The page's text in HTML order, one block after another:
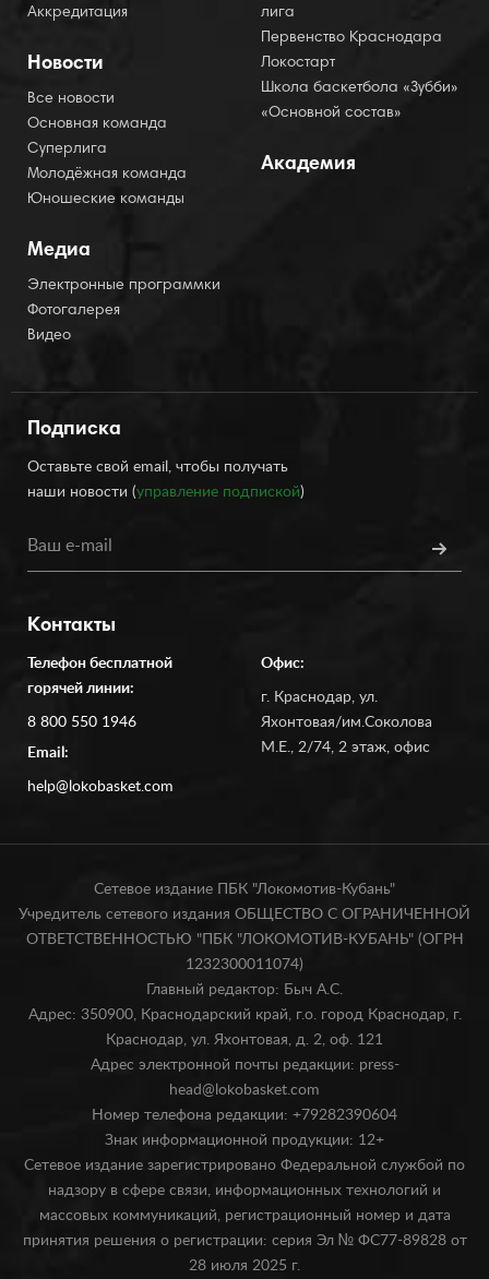
Аккредитация
Новости
Все новости
Основная команда
Суперлига
Молодёжная команда
Юношеские команды
Медиа
Электронные программки
Фотогалерея
Видео
лига
Первенство Краснодара
Локостарт
Школа баскетбола «Зубби»
«Основной состав»
Академия
Подписка
Оставьте свой email, чтобы получать
наши новости (управление подпиской)
Контакты
Телефон бесплатной
горячей линии:
8 800 550 1946
Email:
help@lokobasket.com
Офис:
г. Краснодар, ул.
Яхонтовая/им.Соколова
М.Е., 2/74, 2 этаж, офис
Сетевое издание ПБК "Локомотив-Кубань"
Учредитель сетевого издания ОБЩЕСТВО С ОГРАНИЧЕННОЙ
ОТВЕТСТВЕННОСТЬЮ "ПБК "ЛОКОМОТИВ-КУБАНЬ" (ОГРН
1232300011074)
Главный редактор: Быч А.С.
Адрес: 350900, Краснодарский край, г.о. город Краснодар, г.
Краснодар, ул. Яхонтовая, д. 2, оф. 121
Адрес электронной почты редакции: press-
head@lokobasket.com
Номер телефона редакции: +79282390604
Знак информационной продукции: 12+
Сетевое издание зарегистрировано Федеральной службой по
надзору в сфере связи, информационных технологий и
массовых коммуникаций, регистрационный номер и дата
принятия решения о регистрации: серия Эл № ФС77-89828 от
28 июля 2025 г.